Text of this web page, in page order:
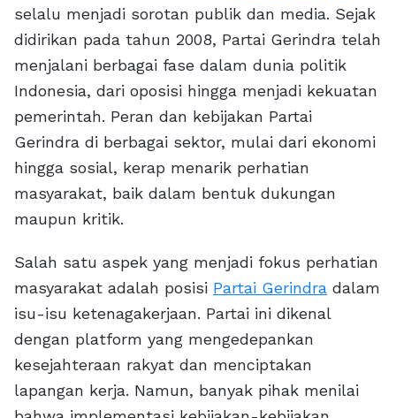
selalu menjadi sorotan publik dan media. Sejak
didirikan pada tahun 2008, Partai Gerindra telah
menjalani berbagai fase dalam dunia politik
Indonesia, dari oposisi hingga menjadi kekuatan
pemerintah. Peran dan kebijakan Partai
Gerindra di berbagai sektor, mulai dari ekonomi
hingga sosial, kerap menarik perhatian
masyarakat, baik dalam bentuk dukungan
maupun kritik.
Salah satu aspek yang menjadi fokus perhatian
masyarakat adalah posisi Partai Gerindra dalam
isu-isu ketenagakerjaan. Partai ini dikenal
dengan platform yang mengedepankan
kesejahteraan rakyat dan menciptakan
lapangan kerja. Namun, banyak pihak menilai